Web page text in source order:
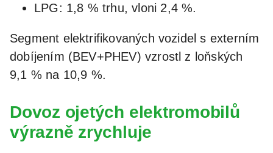
LPG: 1,8 % trhu, vloni 2,4 %.
Segment elektrifikovaných vozidel s externím
dobíjením (BEV+PHEV) vzrostl z loňských
9,1 % na 10,9 %.
Dovoz ojetých elektromobilů
výrazně zrychluje